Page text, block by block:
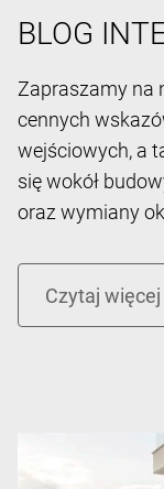
BLOG
Zapraszamy na
cennych
wejściowych, a
się wokół
oraz wymiany